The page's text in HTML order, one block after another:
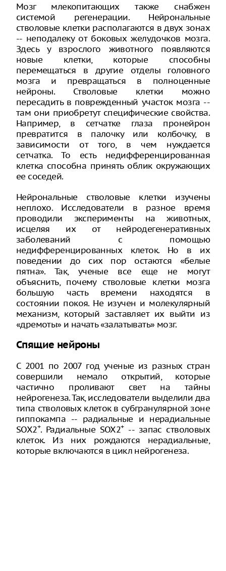
Мозг млекопитающих также снабжен
системой регенерации. Нейрональные
стволовые клетки располагаются в двух зонах
-- неподалеку от боковых желудочков мозга.
Здесь у взрослого животного появляются
новые клетки, которые способны
перемещаться в другие отделы головного
мозга и превращаться в полноценные
нейроны. Стволовые клетки можно
пересадить в поврежденный участок мозга --
там они приобретут специфические свойства.
Например, в сетчатке глаза пронейрон
превратится в палочку или колбочку, в
зависимости от того, в чем нуждается
сетчатка. То есть недифференцированная
клетка способна принять облик окружающих
ее соседей.
Нейрональные стволовые клетки изучены
неплохо. Исследователи в разное время
проводили эксперименты на животных,
исцеляя их от нейродегенеративных
заболеваний с помощью
недифференцированных клеток. Но в их
поведении до сих пор остаются «белые
пятна». Так, ученые все еще не могут
объяснить, почему стволовые клетки мозга
большую часть времени находятся в
состоянии покоя. Не изучен и молекулярный
механизм, который заставляет их выйти из
«дремоты» и начать «залатывать» мозг.
Спящие нейроны
С 2001 по 2007 год ученые из разных стран
совершили немало открытий, которые
частично проливают свет на тайны
нейрогенеза. Так, исследователи выделили два
типа стволовых клеток в субгранулярной зоне
гиппокампа -- радиальные и нерадиальные
SOX2+. Радиальные SOX2+-- запас стволовых
клеток. Из них рождаются нерадиальные,
которые включаются в цикл нейрогенеза.